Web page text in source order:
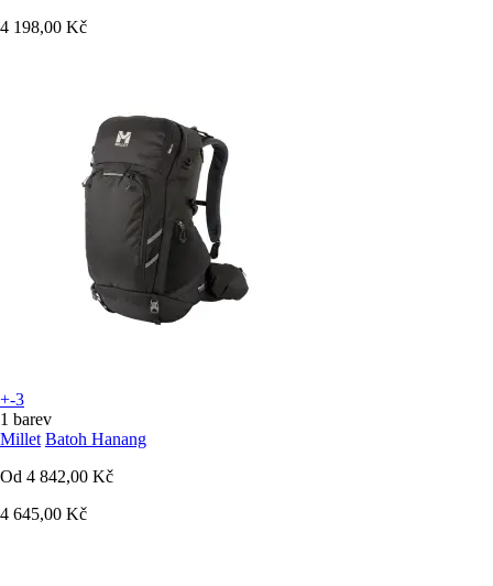
4 198,00 Kč
+-3
1 barev
Millet Batoh Hanang
Od 4 842,00 Kč
4 645,00 Kč